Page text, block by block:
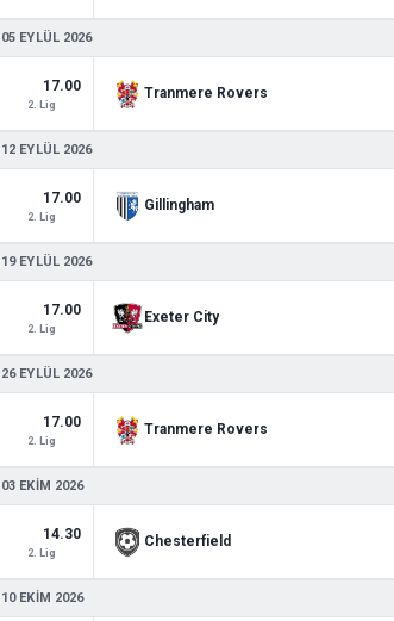
05 EYLÜL 2026
17.00
2. Lig
Tranmere Rovers
12 EYLÜL 2026
17.00
2. Lig
Gillingham
19 EYLÜL 2026
17.00
2. Lig
Exeter City
26 EYLÜL 2026
17.00
2. Lig
Tranmere Rovers
03 EKIM 2026
14.30
2. Lig
Chesterfield
10 EKIM 2026